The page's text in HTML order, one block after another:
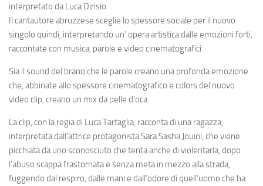
interpretato da Luca Dirisio.
Il cantautore abruzzese sceglie lo spessore sociale per il nuovo
singolo quindi, interpretando un’ opera artistica dalle emozioni forti,
raccontate con musica, parole e video cinematografici.
Sia il sound del brano che le parole creano una profonda emozione
che, abbinate allo spessore cinematografico e colors del nuovo
video clip, creano un mix da pelle d’oca.
La clip, con la regia di Luca Tartaglia, racconta di una ragazza,
interpretata dall’attrice protagonista Sara Sasha Jouini, che viene
picchiata da uno sconosciuto che tenta anche di violentarla, dopo
l’abuso scappa frastornata e senza meta in mezzo alla strada,
fuggendo dal respiro, dalle mani e dall’odore di quell’uomo che ha